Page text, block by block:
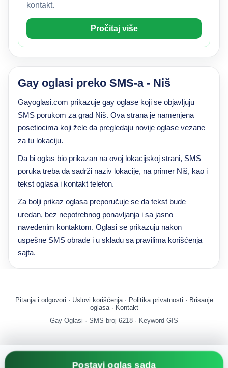
kontakt.
Pročitaj više
Gay oglasi preko SMS-a - Niš
Gayoglasi.com prikazuje gay oglase koji se objavljuju
SMS porukom za grad Niš. Ova strana je namenjena
posetiocima koji žele da pregledaju novije oglase vezane
za tu lokaciju.
Da bi oglas bio prikazan na ovoj lokacijskoj strani, SMS
poruka treba da sadrži naziv lokacije, na primer Niš, kao i
tekst oglasa i kontakt telefon.
Za bolji prikaz oglasa preporučuje se da tekst bude
uredan, bez nepotrebnog ponavljanja i sa jasno
navedenim kontaktom. Oglasi se prikazuju nakon
uspešne SMS obrade i u skladu sa pravilima korišćenja
sajta.
Pitanja i odgovori · Uslovi korišćenja· Politika privatnosti · Brisanje
oglasa· Kontakt
Gay Oglasi · SMS broj 6218 · Keyword GIS
Postavi oglas sada